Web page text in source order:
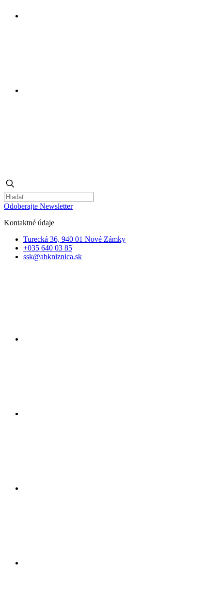
Odoberajte Newsletter
Kontaktné údaje
Turecká 36, 940 01 Nové Zámky
+035 640 03 85
ssk@abkniznica.sk